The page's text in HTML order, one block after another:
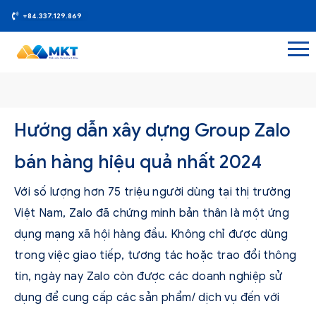
+84.337.129.869
Hướng dẫn xây dựng Group Zalo
bán hàng hiệu quả nhất 2024
Với số lượng hơn 75 triệu người dùng tại thị trường
Việt Nam, Zalo đã chứng minh bản thân là một ứng
dụng mạng xã hội hàng đầu. Không chỉ được dùng
trong việc giao tiếp, tương tác hoặc trao đổi thông
tin, ngày nay Zalo còn được các doanh nghiệp sử
dụng để cung cấp các sản phẩm/ dịch vụ đến với